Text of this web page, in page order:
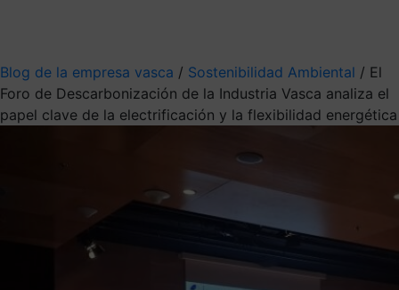
Blog de la empresa vasca / Sostenibilidad Ambiental / El
Foro de Descarbonización de la Industria Vasca analiza el
papel clave de la electrificación y la flexibilidad energética